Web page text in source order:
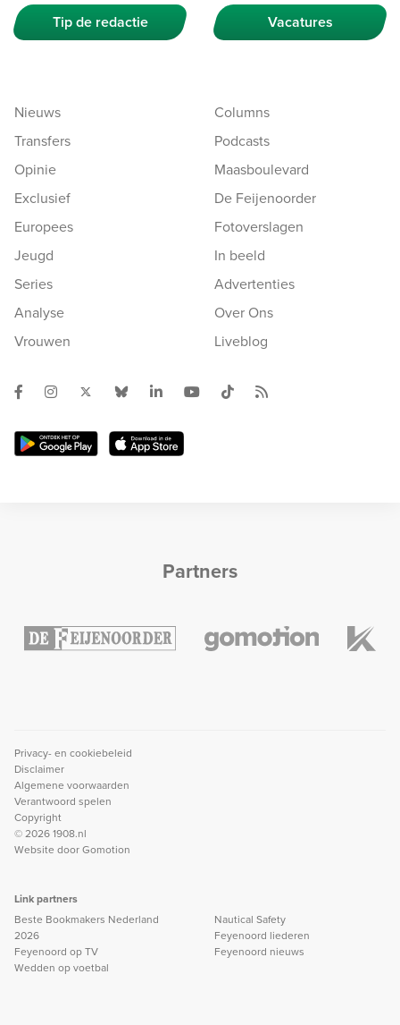
Tip de redactie Vacatures
Nieuws
Transfers
Opinie
Exclusief
Europees
Jeugd
Series
Analyse
Vrouwen
Columns
Podcasts
Maasboulevard
De Feijenoorder
Fotoverslagen
In beeld
Advertenties
Over Ons
Liveblog
Partners
Privacy- en cookiebeleid
Disclaimer
Algemene voorwaarden
Verantwoord spelen
Copyright
© 2026 1908.nl
Website doorGomotion
Link partners
Beste Bookmakers Nederland
2026
Feyenoord op TV
Wedden op voetbal
Nautical Safety
Feyenoord liederen
Feyenoord nieuws